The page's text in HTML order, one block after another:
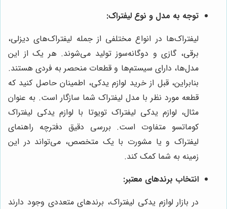
توجه به مدل و نوع لیفتراک:
لیفتراک‌ها در انواع مختلفی از جمله لیفتراک‌های دیزلی،
برقی، گازی و دوگانه‌سوز تولید می‌شوند. هر یک از این
مدل‌ها، دارای سیستم‌ها و قطعات منحصر به فردی هستند.
بنابراین، قبل از خرید لوازم یدکی، اطمینان حاصل کنید که
قطعه مورد نظر با مدل لیفتراک شما سازگار است. به عنوان
مثال، لوازم یدکی لیفتراک تویوتا با لوازم یدکی لیفتراک
کوماتسو متفاوت است. بررسی دقیق دفترچه راهنمای
لیفتراک و یا مشورت با یک متخصص، می‌تواند در این
زمینه به شما کمک کند.
انتخاب برندهای معتبر:
در بازار لوازم یدکی لیفتراک، برندهای متعددی وجود دارند